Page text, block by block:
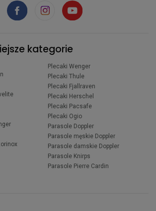
kategorie
Plecaki Wenger
Plecaki Thule
Plecaki Fjallraven
Plecaki Herschel
Plecaki Pacsafe
Plecaki Ogio
Parasole Doppler
Parasole męskie Doppler
Parasole damskie Doppler
Parasole Knirps
Parasole Pierre Cardin